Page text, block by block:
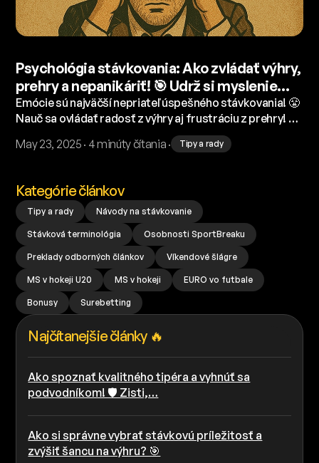
Psychológia stávkovania: Ako zvládať výhry,
prehry a nepanikáriť! 🎯 Udrž si myslenie
stávkara a začni rozmýšľať ako profík! 🧘‍♂️
Emócie sú najväčší nepriateľ úspešného stávkovania! 😤
Nauč sa ovládať radosť z výhry aj frustráciu z prehry! 📉
Tento článok ti pomôže pochopiť psychológiu
stávkovania a ukáže ti, ako sa správať ako profesionál!
May 23, 2025 · 4 minúty čítania · Tipy a rady
Kategórie článkov
Tipy a rady Návody na stávkovanie
Stávková terminológia Osobnosti SportBreaku
Preklady odborných článkov Víkendové šlágre
MS v hokeji U20 MS v hokeji EURO vo futbale
Bonusy Surebetting
Najčítanejšie články 🔥
Ako spoznať kvalitného tipéra a vyhnúť sa
podvodníkom! 🛡️ Zisti,…
Ako si správne vybrať stávkovú príležitosť a
zvýšiť šancu na výhru? 🎯